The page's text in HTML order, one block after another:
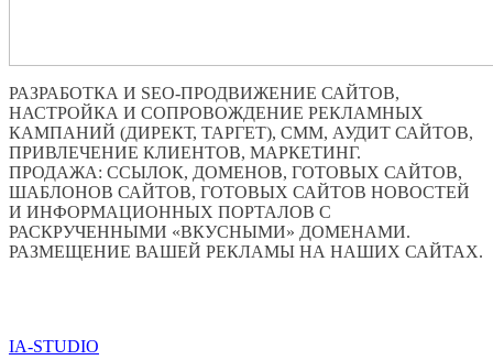
РАЗРАБОТКА И SEO-ПРОДВИЖЕНИЕ САЙТОВ,
НАСТРОЙКА И СОПРОВОЖДЕНИЕ РЕКЛАМНЫХ
КАМПАНИЙ (ДИРЕКТ, ТАРГЕТ), СММ, АУДИТ САЙТОВ,
ПРИВЛЕЧЕНИЕ КЛИЕНТОВ, МАРКЕТИНГ.
ПРОДАЖА: ССЫЛОК, ДОМЕНОВ, ГОТОВЫХ САЙТОВ,
ШАБЛОНОВ САЙТОВ, ГОТОВЫХ САЙТОВ НОВОСТЕЙ
И ИНФОРМАЦИОННЫХ ПОРТАЛОВ С
РАСКРУЧЕННЫМИ «ВКУСНЫМИ» ДОМЕНАМИ.
РАЗМЕЩЕНИЕ ВАШЕЙ РЕКЛАМЫ НА НАШИХ САЙТАХ.
IA-STUDIO